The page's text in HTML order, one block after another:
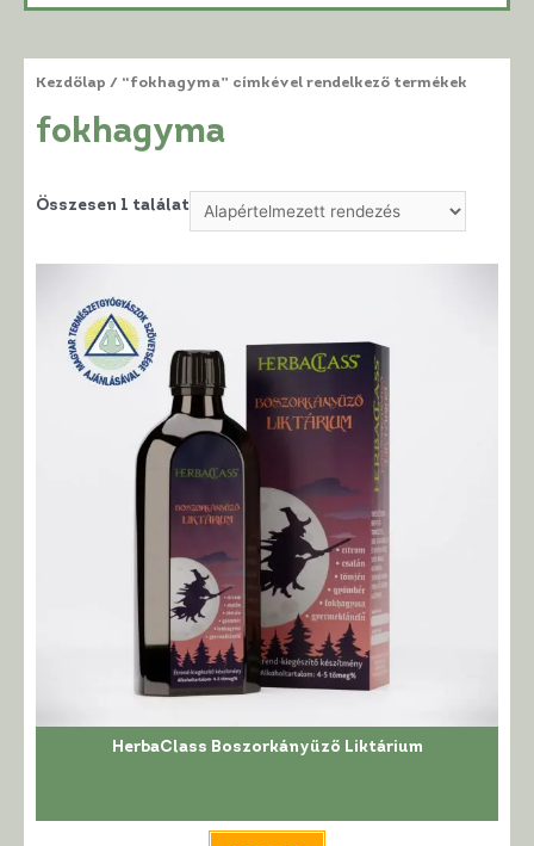
Kezdőlap / “fokhagyma” címkével rendelkező termékek
fokhagyma
Összesen 1 találat
HerbaClass Boszorkányűző Liktárium